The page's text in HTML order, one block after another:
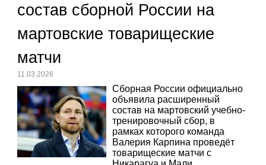
состав сборной России на
мартовские товарищеские
матчи
11.03.2026
Сборная России официально
объявила расширенный
состав на мартовский учебно-
тренировочный сбор, в
рамках которого команда
Валерия Карпина проведёт
товарищеские матчи с